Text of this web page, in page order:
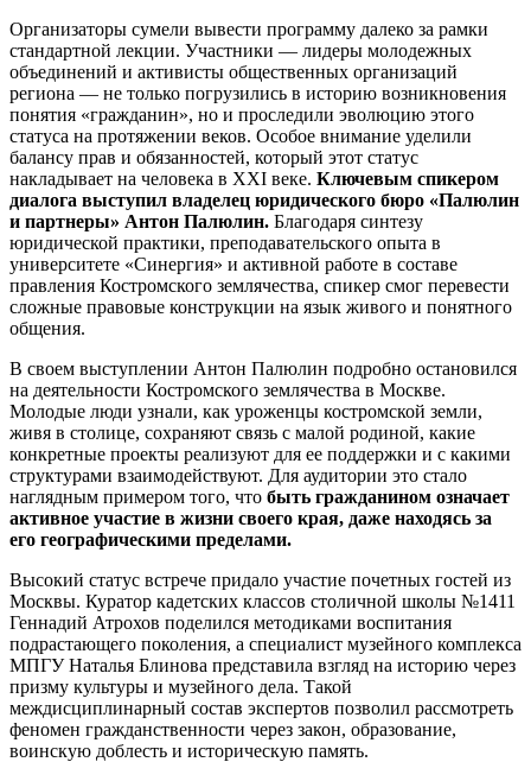
Организаторы сумели вывести программу далеко за рамки
стандартной лекции. Участники — лидеры молодежных
объединений и активисты общественных организаций
региона — не только погрузились в историю возникновения
понятия «гражданин», но и проследили эволюцию этого
статуса на протяжении веков. Особое внимание уделили
балансу прав и обязанностей, который этот статус
накладывает на человека в XXI веке. Ключевым спикером
диалога выступил владелец юридического бюро «Палюлин
и партнеры» Антон Палюлин. Благодаря синтезу
юридической практики, преподавательского опыта в
университете «Синергия» и активной работе в составе
правления Костромского землячества, спикер смог перевести
сложные правовые конструкции на язык живого и понятного
общения.
В своем выступлении Антон Палюлин подробно остановился
на деятельности Костромского землячества в Москве.
Молодые люди узнали, как уроженцы костромской земли,
живя в столице, сохраняют связь с малой родиной, какие
конкретные проекты реализуют для ее поддержки и с какими
структурами взаимодействуют. Для аудитории это стало
наглядным примером того, что быть гражданином означает
активное участие в жизни своего края, даже находясь за
его географическими пределами.
Высокий статус встрече придало участие почетных гостей из
Москвы. Куратор кадетских классов столичной школы №1411
Геннадий Атрохов поделился методиками воспитания
подрастающего поколения, а специалист музейного комплекса
МПГУ Наталья Блинова представила взгляд на историю через
призму культуры и музейного дела. Такой
междисциплинарный состав экспертов позволил рассмотреть
феномен гражданственности через закон, образование,
воинскую доблесть и историческую память.